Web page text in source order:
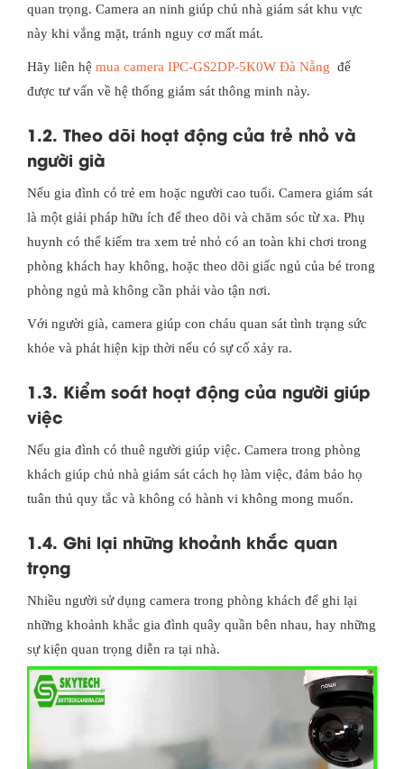
quan trọng. Camera an ninh giúp chủ nhà giám sát khu vực
này khi vắng mặt, tránh nguy cơ mất mát.
Hãy liên hệ mua camera IPC-GS2DP-5K0W Đà Nẵng để
được tư vấn về hệ thống giám sát thông minh này.
1.2. Theo dõi hoạt động của trẻ nhỏ và
người già
Nếu gia đình có trẻ em hoặc người cao tuổi. Camera giám sát
là một giải pháp hữu ích để theo dõi và chăm sóc từ xa. Phụ
huynh có thể kiểm tra xem trẻ nhỏ có an toàn khi chơi trong
phòng khách hay không, hoặc theo dõi giấc ngủ của bé trong
phòng ngủ mà không cần phải vào tận nơi.
Với người già, camera giúp con cháu quan sát tình trạng sức
khỏe và phát hiện kịp thời nếu có sự cố xảy ra.
1.3. Kiểm soát hoạt động của người giúp
việc
Nếu gia đình có thuê người giúp việc. Camera trong phòng
khách giúp chủ nhà giám sát cách họ làm việc, đảm bảo họ
tuân thủ quy tắc và không có hành vi không mong muốn.
1.4. Ghi lại những khoảnh khắc quan
trọng
Nhiều người sử dụng camera trong phòng khách để ghi lại
những khoảnh khắc gia đình quây quần bên nhau, hay những
sự kiện quan trọng diễn ra tại nhà.